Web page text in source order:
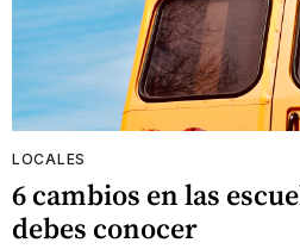
LOCALES
6 cambios en las
debes conocer